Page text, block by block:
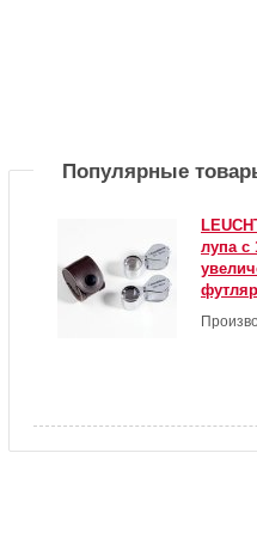
Популярные
лупа с